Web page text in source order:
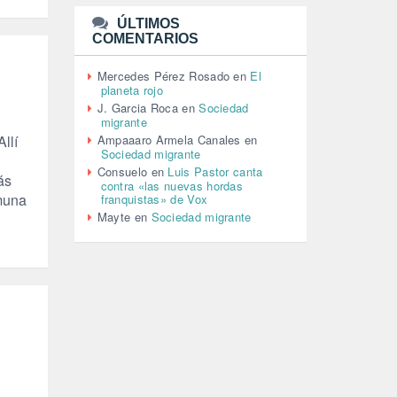
MEMORIA HISTÓRICA (232)
MONARQUÍA (26)
NATURALEZA (1)
PALESTINA (8)
PARTICIPACIÓN CIUDADANA (392)
PAZ (2)
PENSIONES (12)
PEPE MUJICA (2)
PESCADORES (1)
POBREZA (2)
ÚLTIMOS
COMENTARIOS
Mercedes Pérez Rosado en El
planeta rojo
J. Garcia Roca enSociedad
migrante
Ampaaaro Armela Canales en
Sociedad migrante
Consuelo en Luis Pastor canta
contra «las nuevas hordas
franquistas» de Vox
Mayte en Sociedad migrante